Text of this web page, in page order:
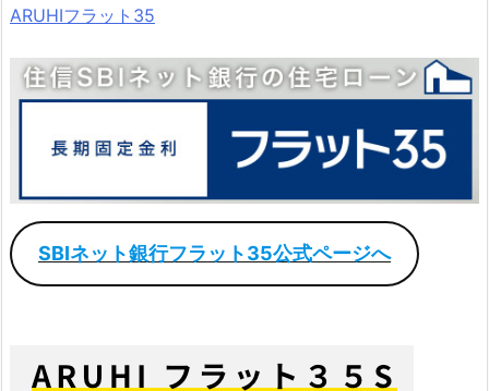
ARUHIフラット35
SBIネット銀行フラット35公式ページへ